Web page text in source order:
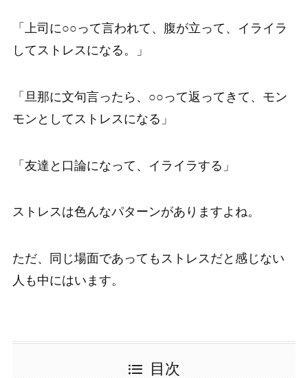
「上司に○○って言われて、腹が立って、イライラ
してストレスになる。」
「旦那に文句言ったら、○○って返ってきて、モン
モンとしてストレスになる」
「友達と口論になって、イライラする」
ストレスは色んなパターンがありますよね。
ただ、同じ場面であってもストレスだと感じない
人も中にはいます。
目次